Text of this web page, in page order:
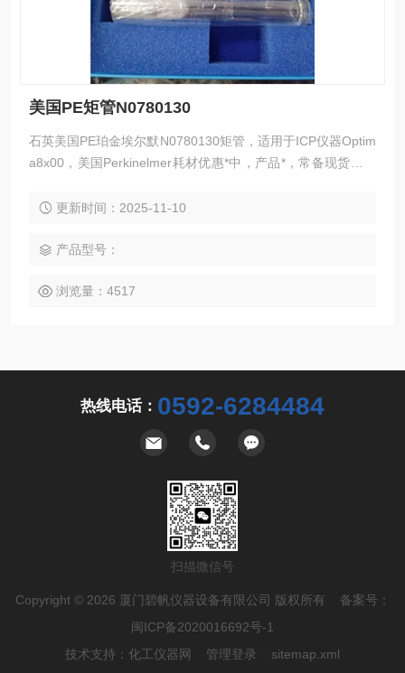
美国PE矩管N0780130
石英美国PE珀金埃尔默N0780130矩管，适用于ICP仪器Optim
a8x00，美国Perkinelmer耗材优惠*中，产品*，常备现货，欢
更新时间：2025-11-10
产品型号：
浏览量：4517
热线电话： 0592-6284484
扫描微信号
Copyright © 2026 厦门碧帆仪器设备有限公司 版权所有 备案号：
闽ICP备2020016692号-1
技术支持： 化工仪器网 管理登录 sitemap.xml